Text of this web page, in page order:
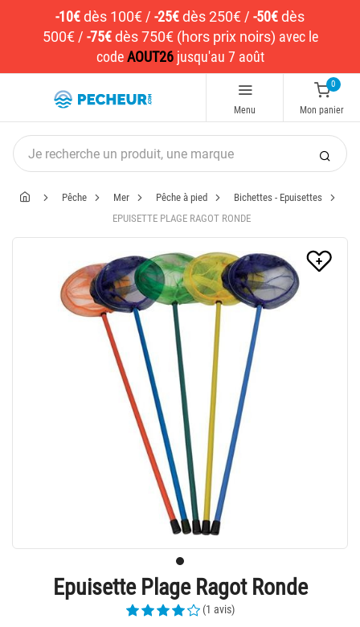
-10€dès 100€ / -25€dès 250€ / -50€dès
500€/ -75€ dès 750€ (hors prix noirs) avec le
codeAOUT26jusqu'au 7 août
Menu
0
Mon panier
Pêche Mer Pêche à pied
Bichettes - Epuisettes
EPUISETTE PLAGE RAGOT RONDE
Epuisette Plage Ragot Ronde
(1 avis)